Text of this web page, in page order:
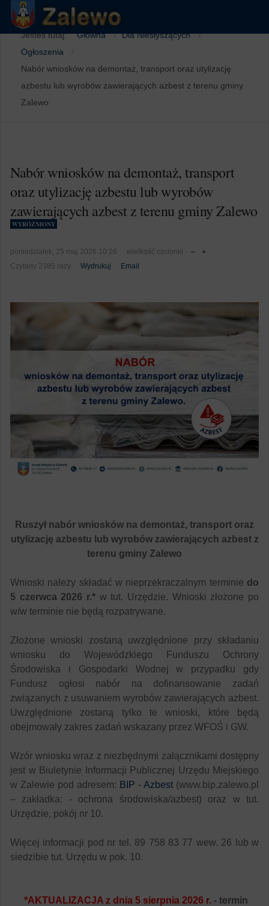
Jesteś tutaj: Główna
Dla Niesłyszących
Ogłoszenia
Nabór wniosków na demontaż, transport oraz utylizację
azbestu lub wyrobów zawierających azbest z terenu gminy
Zalewo
Nabór wniosków na demontaż, transport
oraz utylizację azbestu lub wyrobów
zawierających azbest z terenu gminy Zalewo
WYRÓŻNIONY
poniedziałek, 25 maj 2026 10:26
wielkość czcionki
Czytany 2385 razy
Wydrukuj Email
Ruszył nabór wniosków na demontaż, transport oraz
utylizację azbestu lub wyrobów zawierających azbest z
terenu gminy Zalewo
Wnioski należy składać w nieprzekraczalnym terminie do
5 czerwca 2026 r.* w tut. Urzędzie. Wnioski złożone po
w/w terminie nie będą rozpatrywane.
Złożone wnioski zostaną uwzględnione przy składaniu
wniosku do Wojewódzkiego Funduszu Ochrony
Środowiska i Gospodarki Wodnej w przypadku gdy
Fundusz ogłosi nabór na dofinansowanie zadań
związanych z usuwaniem wyrobów zawierających azbest.
Uwzględnione zostaną tylko te wnioski, które będą
obejmowały zakres zadań wskazany przez WFOŚ i GW.
Wzór wniosku wraz z niezbędnymi załącznikami dostępny
jest w Biuletynie Informacji Publicznej Urzędu Miejskiego
w Zalewie pod adresem: BIP - Azbest (www. bip.zalewo.pl
– zakładka: - ochrona środowiska/azbest) oraz w tut.
Urzędzie, pokój nr 10.
Więcej informacji pod nr tel. 89 758 83 77 wew. 26 lub w
siedzibie tut. Urzędu w pok. 10.
*AKTUALIZACJA z dnia 5 sierpnia 2026 r.- termin